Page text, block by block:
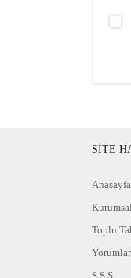
SİTE
Anasayfa
Kurumsal
Toplu
Yorumlar
S.S.S